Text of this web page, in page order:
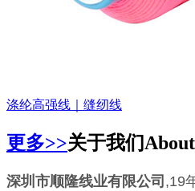
涤纶高强线｜缝纫线
更多>>关于我们
深圳市顺隆线业有限公司 ,19